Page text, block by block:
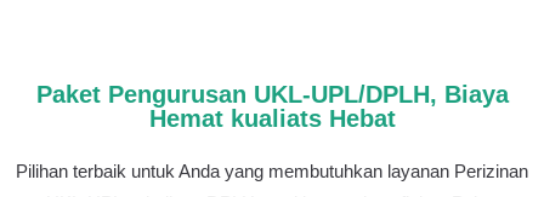
Paket Pengurusan UKL-UPL/DPLH, Biaya
Hemat kualiats Hebat
Pilihan terbaik untuk Anda yang membutuhkan layanan Perizinan